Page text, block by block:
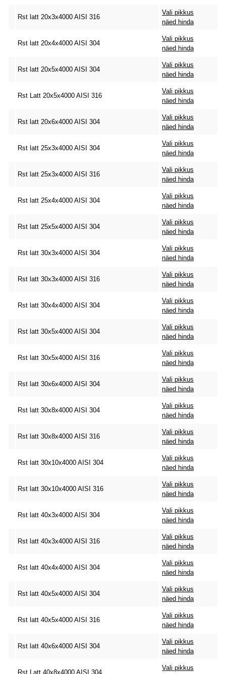
Rst latt 20x3x4000 AISI 316
Vali pikkus
näed hinda
Rst latt 20x4x4000 AISI 304
Vali pikkus
näed hinda
Rst latt 20x5x4000 AISI 304
Vali pikkus
näed hinda
Rst Latt 20x5x4000 AISI 316
Vali pikkus
näed hinda
Rst latt 20x6x4000 AISI 304
Vali pikkus
näed hinda
Rst latt 25x3x4000 AISI 304
Vali pikkus
näed hinda
Rst latt 25x3x4000 AISI 316
Vali pikkus
näed hinda
Rst latt 25x4x4000 AISI 304
Vali pikkus
näed hinda
Rst latt 25x5x4000 AISI 304
Vali pikkus
näed hinda
Rst latt 30x3x4000 AISI 304
Vali pikkus
näed hinda
Rst latt 30x3x4000 AISI 316
Vali pikkus
näed hinda
Rst latt 30x4x4000 AISI 304
Vali pikkus
näed hinda
Rst latt 30x5x4000 AISI 304
Vali pikkus
näed hinda
Rst latt 30x5x4000 AISI 316
Vali pikkus
näed hinda
Rst latt 30x6x4000 AISI 304
Vali pikkus
näed hinda
Rst latt 30x8x4000 AISI 304
Vali pikkus
näed hinda
Rst latt 30x8x4000 AISI 316
Vali pikkus
näed hinda
Rst latt 30x10x4000 AISI 304
Vali pikkus
näed hinda
Rst latt 30x10x4000 AISI 316
Vali pikkus
näed hinda
Rst latt 40x3x4000 AISI 304
Vali pikkus
näed hinda
Rst latt 40x3x4000 AISI 316
Vali pikkus
näed hinda
Rst latt 40x4x4000 AISI 304
Vali pikkus
näed hinda
Rst latt 40x5x4000 AISI 304
Vali pikkus
näed hinda
Rst latt 40x5x4000 AISI 316
Vali pikkus
näed hinda
Rst latt 40x6x4000 AISI 304
Vali pikkus
näed hinda
Rst Latt 40x8x4000 AISI 304
Vali pikkus